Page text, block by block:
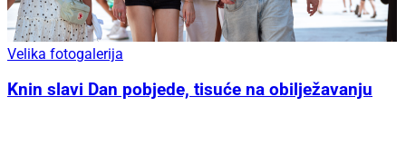
Velika fotogalerija
Knin slavi Dan pobjede, tisuće na obilježavanju